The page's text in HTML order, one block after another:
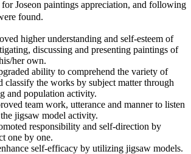
Joseon paintings appreciation, and following
found.
higher understanding and self-esteem of
discussing and presenting paintings of
her own.
ability to comprehend the variety of
classify the works by subject matter through
and population activity.
team work, utterance and manner to listen
jigsaw model activity.
responsibility and self-direction by
one by one.
self-efficacy by utilizing jigsaw models.